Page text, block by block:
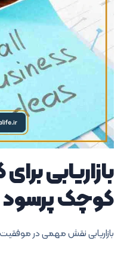
بازاریابی
کوچک پرسود
بازاریابی نقش مهمی در